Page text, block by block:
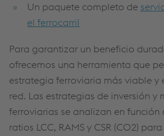
Un paquete completo de
el ferrocarril
Para garantizar un beneficio
ofrecemos una herramienta que
estrategia ferroviaria más viable y
red. Las estrategias de inversión y
ferroviarias se analizan en función
ratios LCC, RAMS y CSR (CO2)